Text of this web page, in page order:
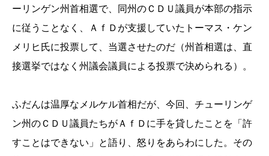
ーリンゲン州首相選で、同州のＣＤＵ議員が本部の指示
に従うことなく、ＡｆＤが支援していたトーマス・ケン
メリヒ氏に投票して、当選させたのだ（州首相選は、直
接選挙ではなく州議会議員による投票で決められる）。
ふだんは温厚なメルケル首相だが、今回、チューリンゲ
ン州のＣＤＵ議員たちがＡｆＤに手を貸したことを「許
すことはできない」と語り、怒りをあらわにした。その